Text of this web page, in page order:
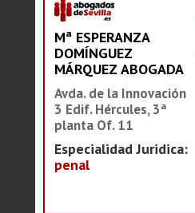
Mª ESPERANZA
DOMÍNGUEZ
MÁRQUEZ ABOGADA
Avda. de la Innovación
3 Edif. Hércules, 3ª
planta Of. 11
Especialidad Juridica:
penal